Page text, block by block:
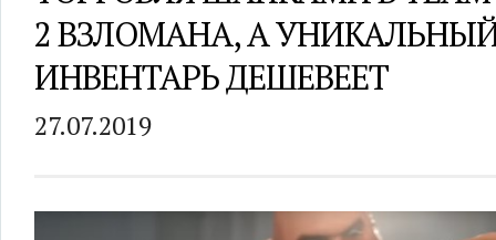
2 ВЗЛОМАНА, А
ИНВЕНТАРЬ ДЕШЕВЕЕТ
27.07.2019